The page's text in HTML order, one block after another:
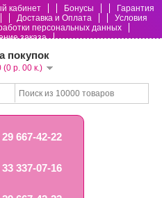
кабинет Бонусы
Гарантия
Доставка и Оплата
Условия
персональных данных
заказа
покупок
(0 р. 00 к.)
667-42-22
337-07-16